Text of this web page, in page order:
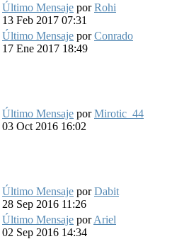
Último Mensaje porRohi
13 Feb 2017 07:31
Último Mensaje porConrado
17 Ene 2017 18:49
Último Mensaje porMirotic_44
03 Oct 2016 16:02
Último Mensaje porDabit
28 Sep 2016 11:26
Último Mensaje porAriel
02 Sep 2016 14:34